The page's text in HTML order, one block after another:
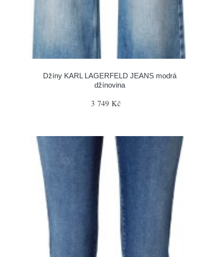
Džíny KARL LAGERFELD JEANS modrá
džínovina
3 749 Kč